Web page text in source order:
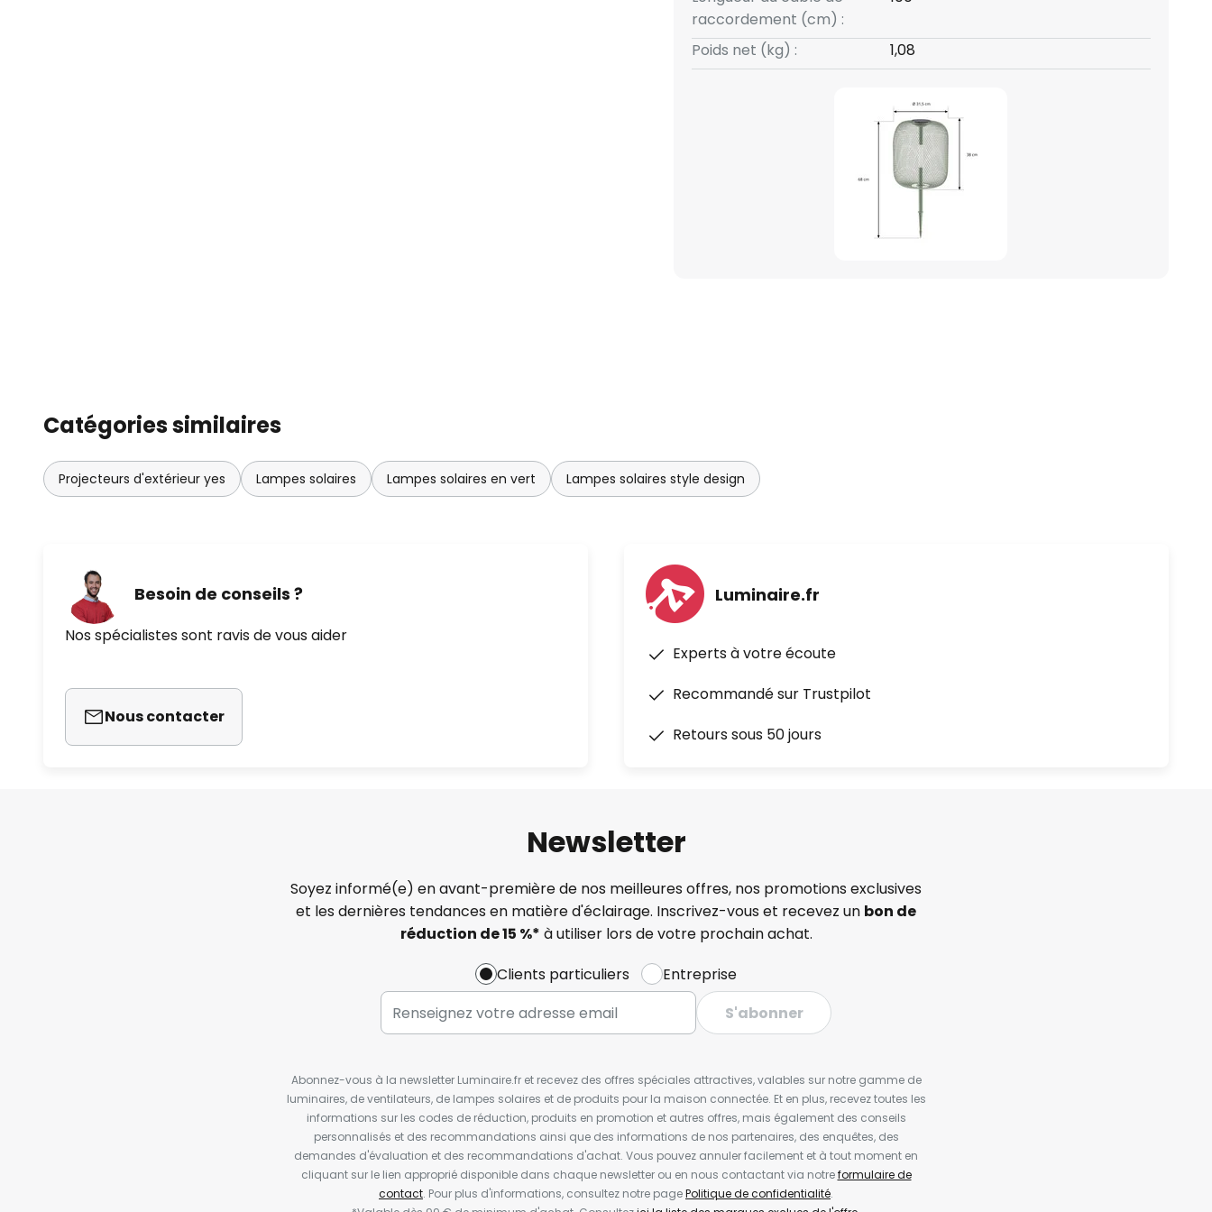
raccordement (cm) :
Poids net (kg) : 1,08
Catégories similaires
Projecteurs d'extérieur yes Lampes solaires Lampes solaires en vert Lampes solaires style design
Besoin de conseils ?
Nos spécialistes sont ravis de vous aider
Nous contacter
Luminaire.fr
Experts à votre écoute
Recommandé sur Trustpilot
Retours sous 50 jours
Newsletter
Soyez informé(e) en avant-première de nos meilleures offres, nos promotions exclusives
et les dernières tendances en matière d'éclairage. Inscrivez-vous et recevez un bon de
réduction de 15 %* à utiliser lors de votre prochain achat.
Clients particuliers
Entreprise
S'abonner
Abonnez-vous à la newsletter Luminaire.fr et recevez des offres spéciales attractives, valables sur notre gamme de
luminaires, de ventilateurs, de lampes solaires et de produits pour la maison connectée. Et en plus, recevez toutes les
informations sur les codes de réduction, produits en promotion et autres offres, mais également des conseils
personnalisés et des recommandations ainsi que des informations de nos partenaires, des enquêtes, des
demandes d'évaluation et des recommandations d'achat. Vous pouvez annuler facilement et à tout moment en
cliquant sur le lien approprié disponible dans chaque newsletter ou en nous contactant via notreformulaire de
contact. Pour plus d'informations, consultez notre pagePolitique de confidentialité.